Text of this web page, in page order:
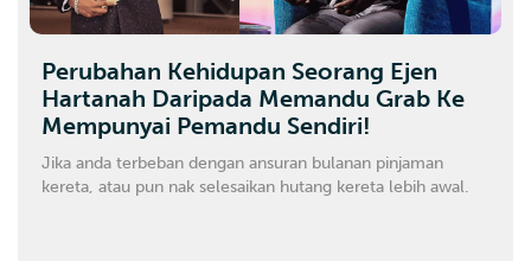
Perubahan Kehidupan Seorang Ejen
Hartanah Daripada Memandu Grab Ke
Mempunyai Pemandu Sendiri!
Jika anda terbeban dengan ansuran bulanan pinjaman
kereta, atau pun nak selesaikan hutang kereta lebih awal.